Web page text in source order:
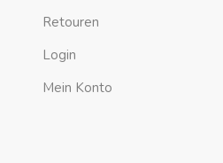
Retouren
Login
Mein Konto